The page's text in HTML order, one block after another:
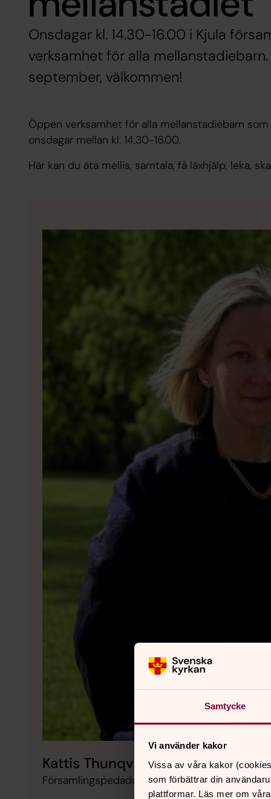
Samtycke
Vi använder kakor
Vissa av våra kakor
som förbättrar din
plattformar. Läs mer om
Onsdagar kl. 14.30-16.00 i Kjula
verksamhet för alla
september, välkommen!
Öppen verksamhet för alla mellanstadiebarn
onsdagar mellan kl. 14.30-16.00.
Här kan du äta mellis, samtala, få läxhjälp, leka,
Kattis Thunqvist Kåberg
Församlingspedadog, Kafjärdens församling